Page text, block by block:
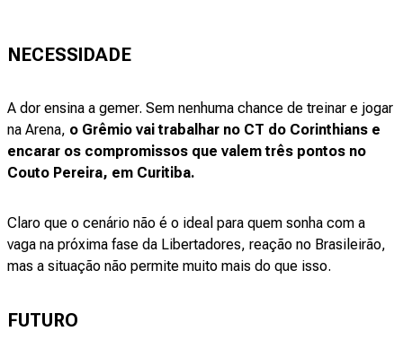
NECESSIDADE
A dor ensina a gemer. Sem nenhuma chance de treinar e jogar
na Arena, o Grêmio vai trabalhar no CT do Corinthians e
encarar os compromissos que valem três pontos no
Couto Pereira, em Curitiba.
Claro que o cenário não é o ideal para quem sonha com a
vaga na próxima fase da Libertadores, reação no Brasileirão,
mas a situação não permite muito mais do que isso.
FUTURO